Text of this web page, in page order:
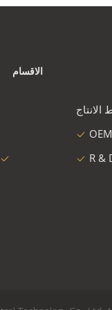
الاقسام
الانتاج
R &